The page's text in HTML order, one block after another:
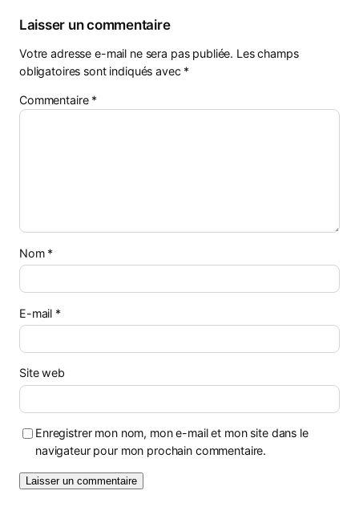
Laisser un commentaire
Votre adresse e-mail ne sera pas publiée. Les champs
obligatoires sont indiqués avec *
Commentaire *
Nom *
E-mail *
Site web
Enregistrer mon nom, mon e-mail et mon site dans le
navigateur pour mon prochain commentaire.